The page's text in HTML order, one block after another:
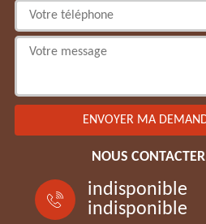
NOUS CONTACTER
indisponible
indisponible